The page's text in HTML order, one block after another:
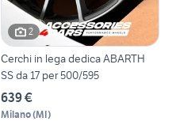
2
Cerchi in lega dedica ABARTH
SS da 17 per 500/595
639 €
Milano(MI)